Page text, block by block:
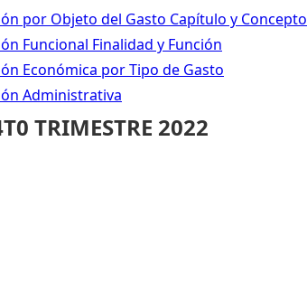
por Objeto del Gasto Capítulo y Concepto
Funcional Finalidad y Función
Económica por Tipo de Gasto
Administrativa
TRIMESTRE 2022